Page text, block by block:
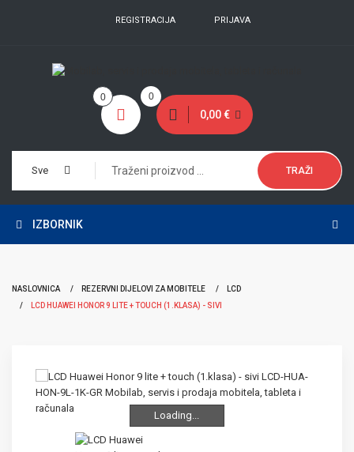
REGISTRACIJA PRIJAVA
0
0,00 €
0
Sve TRAŽI
IZBORNIK
NASLOVNICA REZERVNI DIJELOVI ZA MOBITELE
LCD
LCD HUAWEI HONOR 9 LITE + TOUCH (1.KLASA) - SIVI
Loading...
Loading...